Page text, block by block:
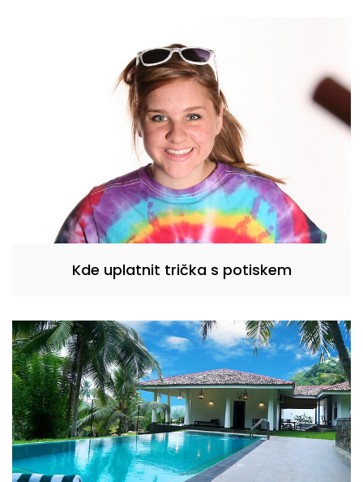
Kde uplatnit trička s potiskem